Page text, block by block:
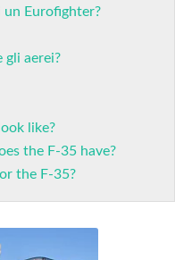
Eurofighter?
gli aerei?
like?
the F-35 have?
the F-35?